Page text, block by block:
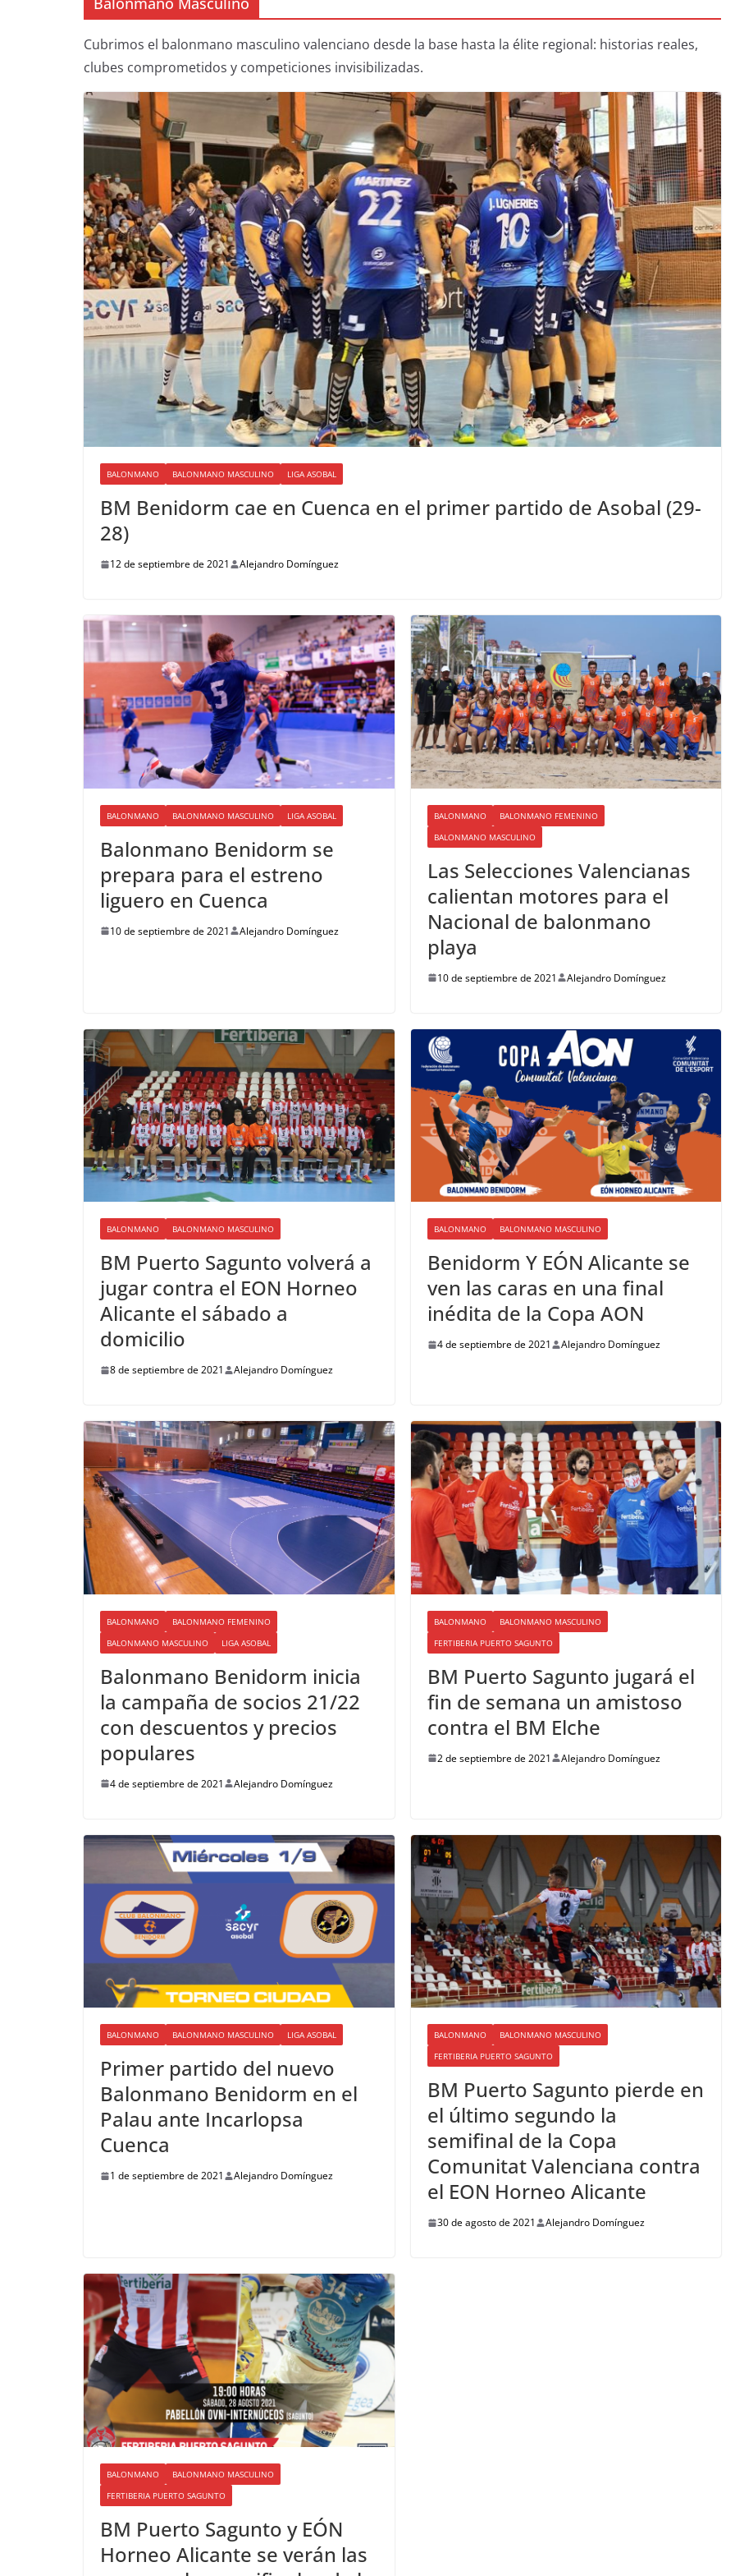
Cubrimos el balonmano masculino valenciano desde la base hasta la élite regional: historias reales,
clubes comprometidos y competiciones invisibilizadas.
BALONMANO BALONMANO MASCULINO LIGA ASOBAL
BM Benidorm cae en Cuenca en el primer partido de Asobal (29-
28)
12 de septiembre de 2021 Alejandro Domínguez
BALONMANO BALONMANO MASCULINO LIGA ASOBAL
Balonmano Benidorm se
prepara para el estreno
liguero en Cuenca
10 de septiembre de 2021 Alejandro Domínguez
BALONMANO
BALONMANO FEMENINO
BALONMANO MASCULINO
Las Selecciones Valencianas
calientan motores para el
Nacional de balonmano
playa
10 de septiembre de 2021 Alejandro Domínguez
BALONMANO BALONMANO MASCULINO
BM Puerto Sagunto volverá a
jugar contra el EON Horneo
Alicante el sábado a
domicilio
8 de septiembre de 2021 Alejandro Domínguez
BALONMANO BALONMANO MASCULINO
Benidorm Y EÓN Alicante se
ven las caras en una final
inédita de la Copa AON
4 de septiembre de 2021 Alejandro Domínguez
BALONMANO
BALONMANO FEMENINO
BALONMANO MASCULINO
LIGA ASOBAL
Balonmano Benidorm inicia
la campaña de socios 21/22
con descuentos y precios
populares
4 de septiembre de 2021 Alejandro Domínguez
BALONMANO
BALONMANO MASCULINO
FERTIBERIA PUERTO SAGUNTO
BM Puerto Sagunto jugará el
fin de semana un amistoso
contra el BM Elche
2 de septiembre de 2021 Alejandro Domínguez
BALONMANO BALONMANO MASCULINO LIGA ASOBAL
Primer partido del nuevo
Balonmano Benidorm en el
Palau ante Incarlopsa
Cuenca
1 de septiembre de 2021 Alejandro Domínguez
BALONMANO
BALONMANO MASCULINO
FERTIBERIA PUERTO SAGUNTO
BM Puerto Sagunto pierde en
el último segundo la
semifinal de la Copa
Comunitat Valenciana contra
el EON Horneo Alicante
30 de agosto de 2021 Alejandro Domínguez
BALONMANO
BALONMANO MASCULINO
FERTIBERIA PUERTO SAGUNTO
BM Puerto Sagunto y EÓN
Horneo Alicante se verán las